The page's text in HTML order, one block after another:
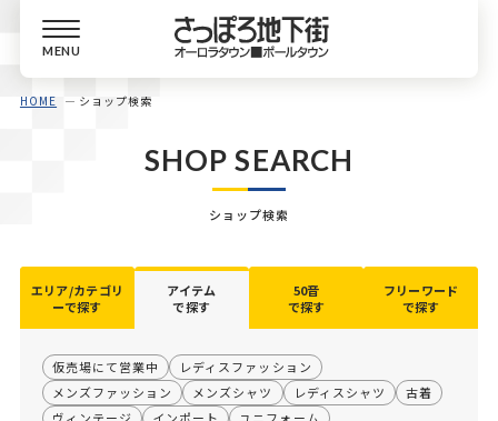
MENU
HOME ショップ検索
SHOP SEARCH
ショップ検索
エリア/カテゴリ
ーで探す
アイテム
で探す
50音
で探す
フリーワード
で探す
仮売場にて営業中
レディスファッション
メンズファッション
メンズシャツ レディスシャツ
古着